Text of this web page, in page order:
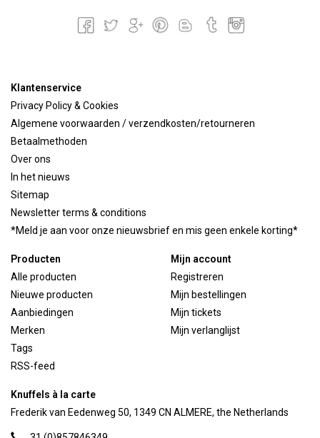
Klantenservice
Privacy Policy & Cookies
Algemene voorwaarden / verzendkosten/retourneren
Betaalmethoden
Over ons
In het nieuws
Sitemap
Newsletter terms & conditions
*Meld je aan voor onze nieuwsbrief en mis geen enkele korting*
Producten
Alle producten
Nieuwe producten
Aanbiedingen
Merken
Tags
RSS-feed
Mijn account
Registreren
Mijn bestellingen
Mijn tickets
Mijn verlanglijst
Knuffels à la carte
Frederik van Eedenweg 50, 1349 CN ALMERE, the Netherlands